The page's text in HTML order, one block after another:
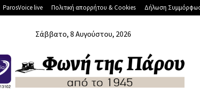
ParosVoice live Πολιτική απορρήτου & Cookies Δήλωση
Σάββατο, 8 Αυγούστου, 2026